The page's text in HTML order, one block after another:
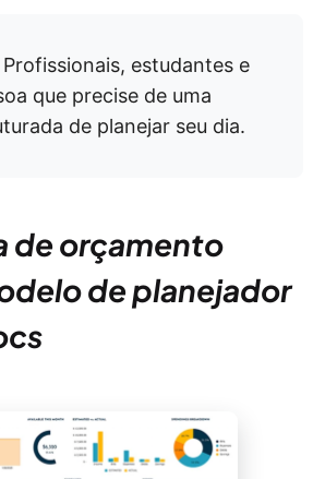
Profissionais, estudantes e
que precise de uma
de planejar seu dia.
de orçamento
de planejador